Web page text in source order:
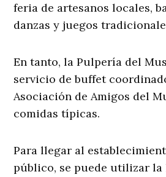
feria de artesanos locales,
danzas y juegos
En tanto, la Pulpería del
servicio de buffet
Asociación de Amigos del
comidas típicas.
Para llegar al
público, se puede utilizar